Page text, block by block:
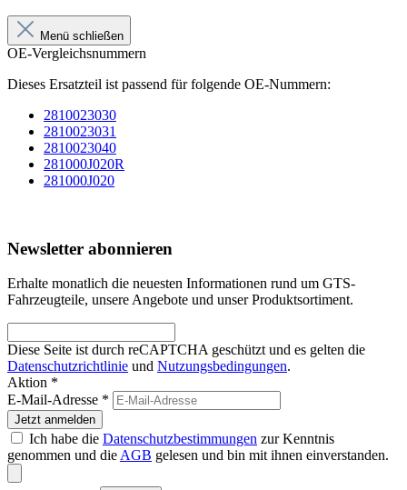
Menü schließen
OE-Vergleichsnummern
Dieses Ersatzteil ist passend für folgende OE-Nummern:
2810023030
2810023031
2810023040
281000J020R
281000J020
Newsletter abonnieren
Erhalte monatlich die neuesten Informationen rund um GTS-
Fahrzeugteile, unsere Angebote und unser Produktsortiment.
Diese Seite ist durch reCAPTCHA geschützt und es gelten die
Datenschutzrichtlinie und Nutzungsbedingungen.
Aktion *
E-Mail-Adresse *
Jetzt anmelden
Ich habe die Datenschutzbestimmungen zur Kenntnis
genommen und die AGB gelesen und bin mit ihnen einverstanden.